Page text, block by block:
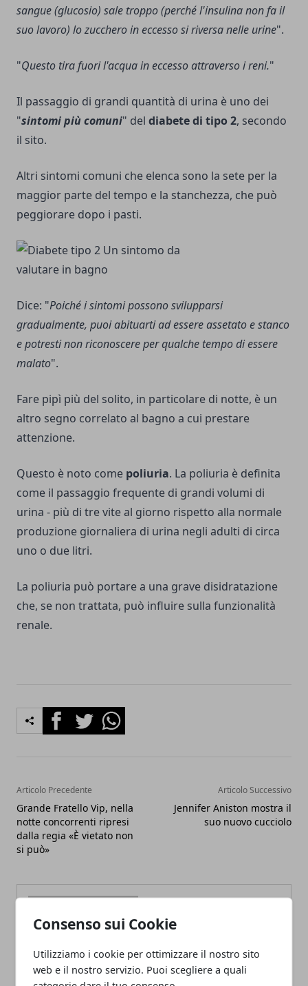
Consenso sui Cookie
Utilizziamo i cookie per ottimizzare il nostro sito
web e il nostro servizio. Puoi scegliere a quali
sangue (glucosio) sale troppo (perché l'insulina non fa il
suo lavoro) lo zucchero in eccesso si riversa nelle urine".
"Questo tira fuori l'acqua in eccesso attraverso i reni."
Il passaggio di grandi quantità di urina è uno dei
"sintomi più comuni" del diabete di tipo 2, secondo
il sito.
Altri sintomi comuni che elenca sono la sete per la
maggior parte del tempo e la stanchezza, che può
peggiorare dopo i pasti.
Dice: "Poiché i sintomi possono svilupparsi
gradualmente, puoi abituarti ad essere assetato e stanco
e potresti non riconoscere per qualche tempo di essere
malato".
Fare pipì più del solito, in particolare di notte, è un
altro segno correlato al bagno a cui prestare
attenzione.
Questo è noto come poliuria. La poliuria è definita
come il passaggio frequente di grandi volumi di
urina - più di tre vite al giorno rispetto alla normale
produzione giornaliera di urina negli adulti di circa
uno o due litri.
La poliuria può portare a una grave disidratazione
che, se non trattata, può influire sulla funzionalità
renale.
FacebookTwitterWhatsapp
Articolo Precedente
Grande Fratello Vip, nella
notte concorrenti ripresi
dalla regia «È vietato non
si può»
Articolo Successivo
Jennifer Aniston mostra il
suo nuovo cucciolo
Redazione